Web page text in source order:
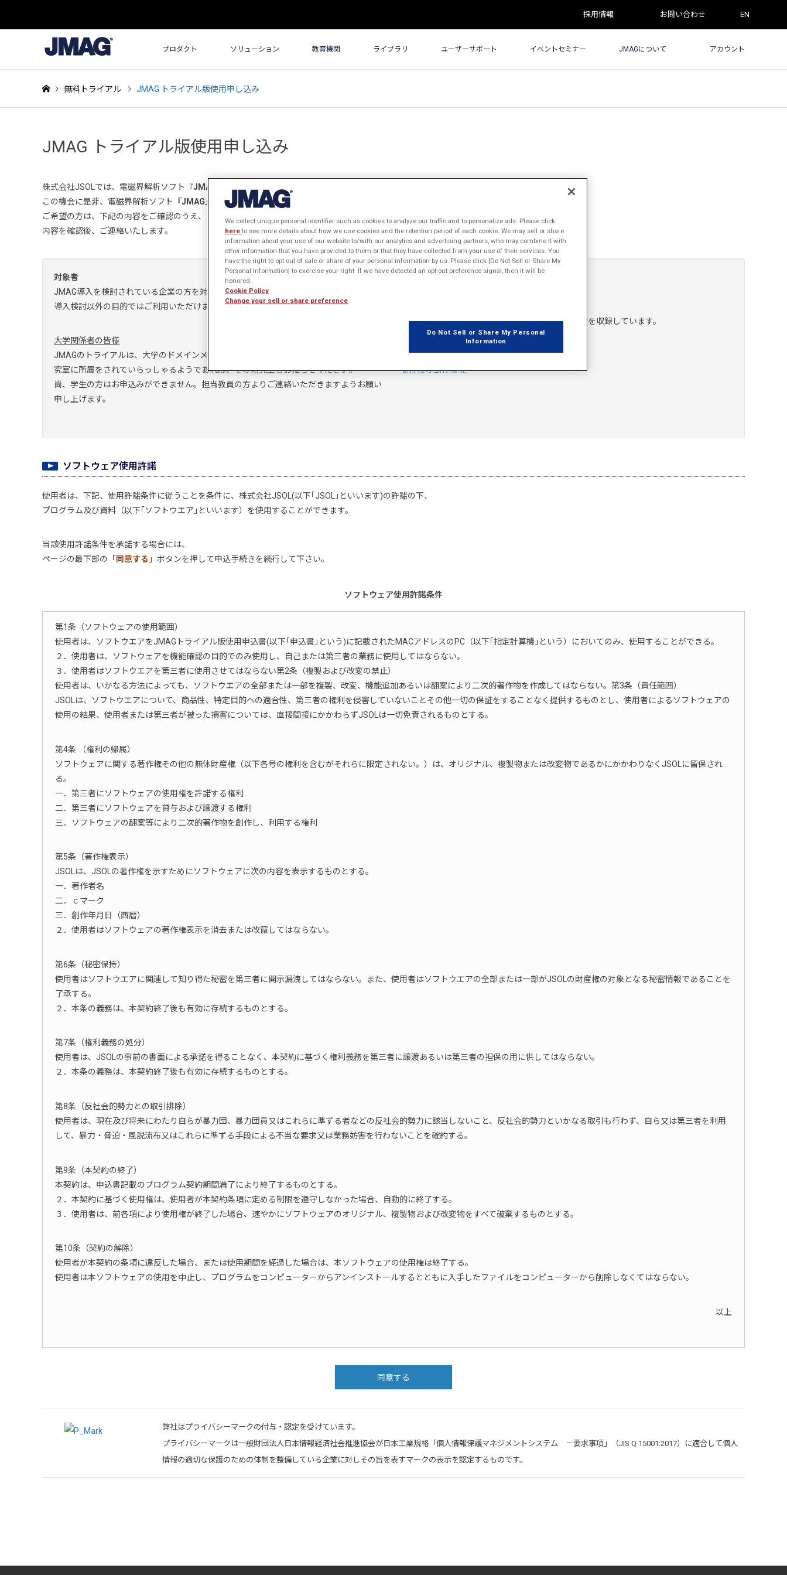
採用情報 お問い合わせ EN
プロダクト ソリューション 教育機関 ライブラリ ユーザーサポート イベントセミナー JMAGについて アカウント
無料トライアル JMAG トライアル版使用申し込み
JMAG トライアル版使用申し込み
株式会社JSOLでは、電磁界解析ソフト『JMAG
この機会に是非、電磁界解析ソフト『JMAG 』の 洗練されたPre/Post、高速な解析ソルバー
ご希望の方は、下記の内容をご確認のうえ、お申し込みフォームよりお申し込みください。
内容を確認後、ご連絡いたします。
対象者
JMAG導入を検討されている企業の方を対象とします。
導入検討以外の目的ではご利用いただけませんのであらかじめご了承願います。
大学関係者の皆様
JMAGのトライアルは、大学のドメインメールアドレスからお申込みをお願いします。研
究室に所属をされていらっしゃるようであれば、その研究室もお知らせください。
尚、学生の方はお申込みができません。担当教員の方よりご連絡いただきますようお願い
申し上げます。
※ JMAGセルフラーニングシステム（HTML形式）を収録しています。
動作環境
JMAGの動作環境
ソフトウェア使用許諾
使用者は、下記、使用許諾条件に従うことを条件に、株式会社JSOL(以下｢JSOL｣といいます)の許諾の下、
プログラム及び資料（以下｢ソフトウエア｣といいます）を使用することができます。
当該使用許諾条件を承諾する場合には、
ページの最下部の「 同意する 」ボタンを押して申込手続きを続行して下さい。
ソフトウェア使用許諾条件
第1条（ソフトウェアの使用範囲）
使用者は、ソフトウエアをJMAGトライアル版使用申込書(以下｢申込書｣という)に記載されたMACアドレスのPC（以下｢指定計算機｣という）においてのみ、使用することができる。
２．使用者は、ソフトウェアを機能確認の目的でのみ使用し、自己または第三者の業務に使用してはならない。
３．使用者はソフトウエアを第三者に使用させてはならない第2条（複製および改変の禁止）
使用者は、いかなる方法によっても、ソフトウエアの全部または一部を複製、改変、機能追加あるいは翻案により二次的著作物を作成してはならない。第3条（責任範囲）
JSOLは、ソフトウエアについて、商品性、特定目的への適合性、第三者の権利を侵害していないことその他一切の保証をすることなく提供するものとし、使用者によるソフトウェアの
使用の結果、使用者または第三者が被った損害については、直接間接にかかわらずJSOLは一切免責されるものとする。
第4条 （権利の帰属）
ソフトウェアに関する著作権その他の無体財産権（以下各号の権利を含むがそれらに限定されない。）は、オリジナル、複製物または改変物であるかにかかわりなくJSOLに留保され
る。
一．第三者にソフトウェアの使用権を許諾する権利
二．第三者にソフトウェアを貸与および譲渡する権利
三．ソフトウェアの翻案等により二次的著作物を創作し、利用する権利
第5条（著作権表示）
JSOLは、JSOLの著作権を示すためにソフトウェアに次の内容を表示するものとする。
一．著作者名
二．ｃマーク
三．創作年月日（西暦）
２．使用者はソフトウェアの著作権表示を消去または改竄してはならない。
第6条（秘密保持）
使用者はソフトウエアに関連して知り得た秘密を第三者に開示漏洩してはならない。また、使用者はソフトウエアの全部または一部がJSOLの財産権の対象となる秘密情報であることを
了承する。
２．本条の義務は、本契約終了後も有効に存続するものとする。
第7条（権利義務の処分）
使用者は、JSOLの事前の書面による承諾を得ることなく、本契約に基づく権利義務を第三者に譲渡あるいは第三者の担保の用に供してはならない。
２．本条の義務は、本契約終了後も有効に存続するものとする。
第8条（反社会的勢力との取引排除）
使用者は、現在及び将来にわたり自らが暴力団、暴力団員又はこれらに準ずる者などの反社会的勢力に該当しないこと、反社会的勢力といかなる取引も行わず、自ら又は第三者を利用
して、暴力・脅迫・風説流布又はこれらに準ずる手段による不当な要求又は業務妨害を行わないことを確約する。
第9条（本契約の終了）
本契約は、申込書記載のプログラム契約期間満了により終了するものとする。
２．本契約に基づく使用権は、使用者が本契約条項に定める制限を遵守しなかった場合、自動的に終了する。
３．使用者は、前各項により使用権が終了した場合、速やかにソフトウェアのオリジナル、複製物および改変物をすべて破棄するものとする。
第10条（契約の解除）
使用者が本契約の条項に違反した場合、または使用期間を経過した場合は、本ソフトウェアの使用権は終了する。
使用者は本ソフトウェアの使用を中止し、プログラムをコンピューターからアンインストールするとともに入手したファイルをコンピューターから削除しなくてはならない。
以上
同意する
弊社はプライバシーマークの付与・認定を受けています。
プライバシーマークは一般財団法人日本情報経済社会推進協会が日本工業規格「個人情報保護マネジメントシステム －要求事項」（JIS Q 15001:2017）に適合して個人
情報の適切な保護のための体制を整備している企業に対しその旨を表すマークの表示を認定するものです。
We collect unique personal identifier such as cookies to analyze our traffic and to personalize ads. Please click
hereto see more details about how we use cookies and the retention period of each cookie. We may sell or share
information about your use of our website to/with our analytics and advertising partners, who may combine it with
other information that you have provided to them or that they have collected from your use of their services. You
have the right to opt out of sale or share of your personal information by us. Please click [Do Not Sell or Share My
Personal Information] to exercise your right. If we have detected an opt-out preference signal, then it will be
honored.
Cookie Policy
Change your sell or share preference
Do Not Sell or Share My Personal
Information